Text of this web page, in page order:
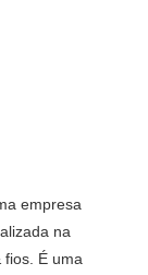
empresa
na
fios. É uma